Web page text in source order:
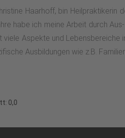
Haarhoff, bin
habe ich meine Arbeit durch
viele Aspekte und
Ausbildungen wie z.B.
0,0